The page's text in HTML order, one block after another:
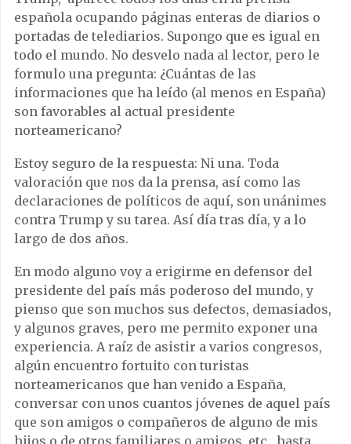
española ocupando páginas enteras de diarios o
portadas de telediarios. Supongo que es igual en
todo el mundo. No desvelo nada al lector, pero le
formulo una pregunta: ¿Cuántas de las
informaciones que ha leído (al menos en España)
son favorables al actual presidente
norteamericano?
Estoy seguro de la respuesta: Ni una. Toda
valoración que nos da la prensa, así como las
declaraciones de políticos de aquí, son unánimes
contra Trump y su tarea. Así día tras día, y a lo
largo de dos años.
En modo alguno voy a erigirme en defensor del
presidente del país más poderoso del mundo, y
pienso que son muchos sus defectos, demasiados,
y algunos graves, pero me permito exponer una
experiencia. A raíz de asistir a varios congresos,
algún encuentro fortuito con turistas
norteamericanos que han venido a España,
conversar con unos cuantos jóvenes de aquel país
que son amigos o compañeros de alguno de mis